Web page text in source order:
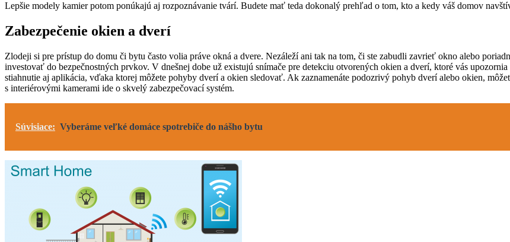
Lepšie modely kamier potom ponúkajú aj rozpoznávanie tvárí. Budete mať teda dokonalý prehľad o tom, kto a kedy váš domov
Zabezpečenie okien a dverí
Zlodeji si pre prístup do domu či bytu často volia práve okná a dvere. Nezáleží ani tak na tom, či ste zabudli zavrieť okno alebo
investovať do bezpečnostných prvkov. V dnešnej dobe už existujú snímače pre detekciu otvorených okien a dverí, ktoré vás
stiahnutie aj aplikácia, vďaka ktorej môžete pohyby dverí a okien sledovať. Ak zaznamenáte podozrivý pohyb dverí alebo okien,
s interiérovými kamerami ide o skvelý zabezpečovací systém.
Súvisiace: Vyberáme veľké domáce spotrebiče do nášho bytu